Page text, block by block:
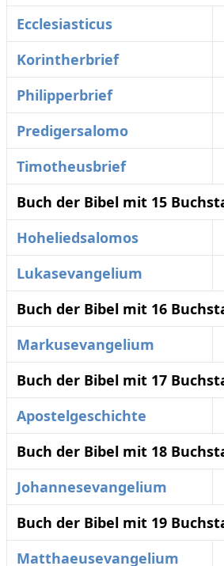
Ecclesiasticus
Korintherbrief
Philipperbrief
Predigersalomo
Timotheusbrief
Buch der Bibel mit 15
Hoheliedsalomos
Lukasevangelium
Buch der Bibel mit 16
Markusevangelium
Buch der Bibel mit 17
Apostelgeschichte
Buch der Bibel mit 18
Johannesevangelium
Buch der Bibel mit 19
Matthaeusevangelium